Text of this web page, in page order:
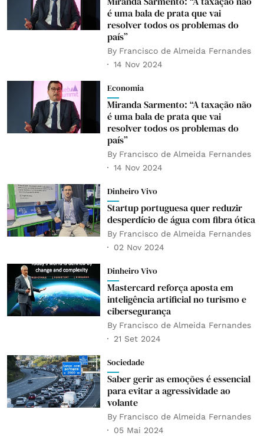
é uma bala de prata que vai
resolver todos os problemas do
país”
By Francisco de Almeida Fernandes
14 Nov 2024
Economia
Miranda Sarmento: “A taxação não
é uma bala de prata que vai
resolver todos os problemas do
país”
By Francisco de Almeida Fernandes
14 Nov 2024
Dinheiro Vivo
Startup portuguesa quer reduzir
desperdício de água com fibra ótica
By Francisco de Almeida Fernandes
02 Nov 2024
Dinheiro Vivo
Mastercard reforça aposta em
inteligência artificial no turismo e
cibersegurança
By Francisco de Almeida Fernandes
21 Set 2024
Sociedade
Saber gerir as emoções é essencial
para evitar a agressividade ao
volante
By Francisco de Almeida Fernandes
05 Mai 2024